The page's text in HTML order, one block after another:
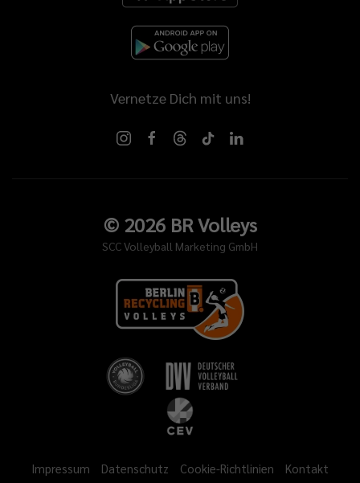
Vernetze Dich mit uns!
© 2026BR Volleys
SCC Volleyball Marketing GmbH
Impressum Datenschutz Cookie-Richtlinien Kontakt